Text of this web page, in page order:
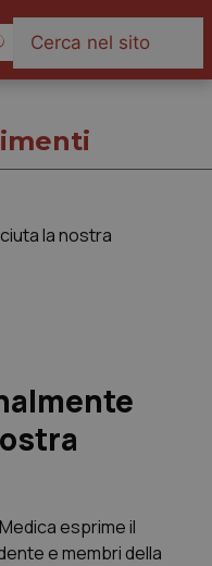
esprime il
e membri della